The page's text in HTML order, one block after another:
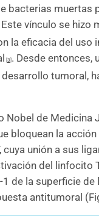
bacterias
vínculo se hizo
la eficacia del uso
[3]. Desde entonces,
tumoral,
Nobel de Medicina
bloquean la
unión a sus
del linfocito
de la superficie
antitumoral